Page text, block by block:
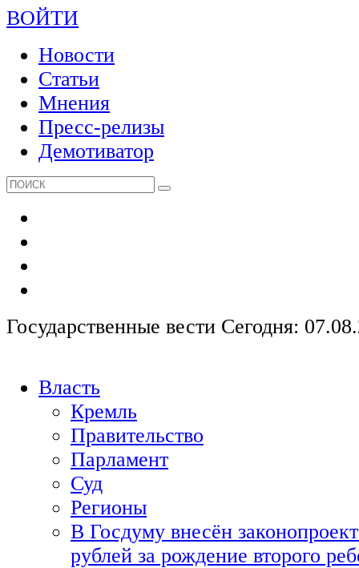
ВОЙТИ
Новости
Статьи
Мнения
Пресс-релизы
Демотиватор
Государственные вести Сегодня:
Власть
Кремль
Правительство
Парламент
Суд
Регионы
В Госдуму внесён
рублей за рождение второго